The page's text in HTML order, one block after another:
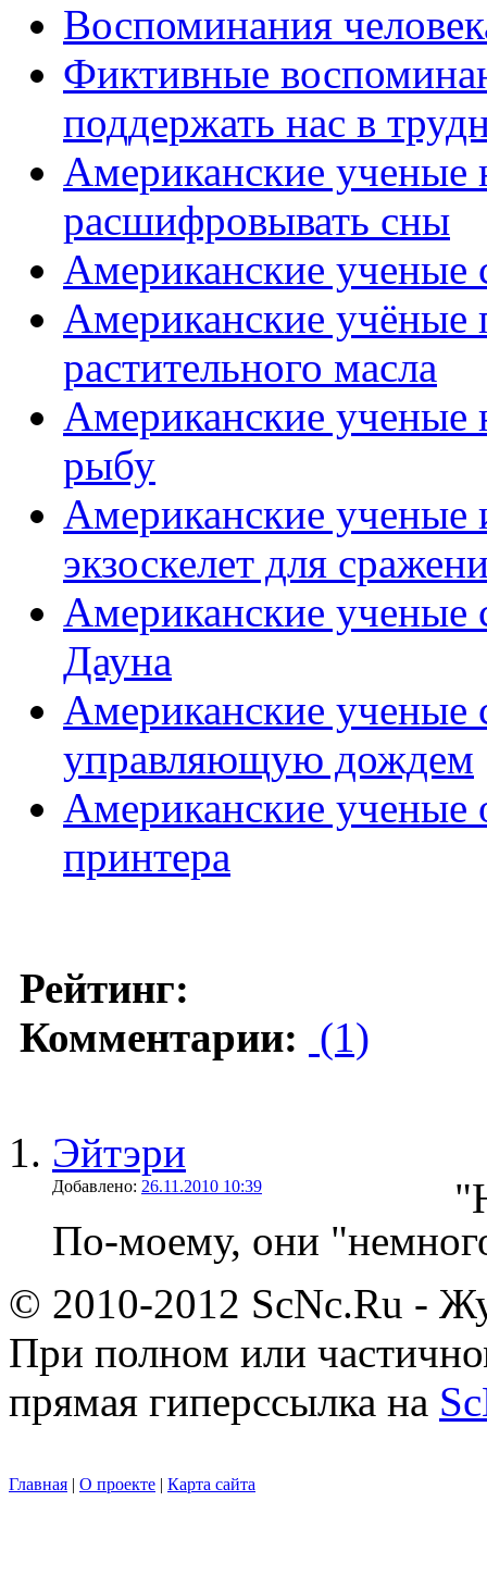
Воспоминания
Фиктивные
поддержать нас в
Американские ученые
расшифровывать сны
Американские ученые
Американские учёные
растительного масла
Американские
рыбу
Американские ученые
экзоскелет для
Американские ученые
Дауна
Американские ученые
управляющую дождем
Американские ученые
принтера
Рейтинг:
Комментарии: (1)
Эйтэри
Добавлено: 26.11.2010 10:39
По-моему, они
© 2010-2012 ScNc.Ru -
При полном или
прямая гиперссылка на
Главная | О проекте | Карта сайта